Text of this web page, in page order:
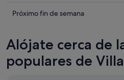
Angostura
noche,
ago
Villa
para
mañana
por
precios
La
Angostura
para
Comprueba
en
Villa
La
Próximo fin de semana
Alójate cerca de
populares de